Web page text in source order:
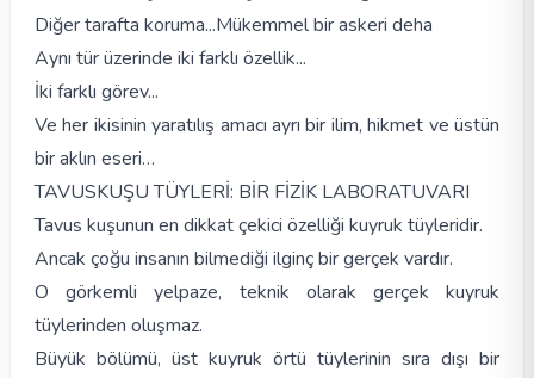
Diğer tarafta koruma...Mükemmel bir askeri deha
Aynı tür üzerinde iki farklı özellik...
İki farklı görev...
Ve her ikisinin yaratılış amacı ayrı bir ilim, hikmet ve üstün
bir aklın eseri…
TAVUSKUŞU TÜYLERİ: BİR FİZİK LABORATUVARI
Tavus kuşunun en dikkat çekici özelliği kuyruk tüyleridir.
Ancak çoğu insanın bilmediği ilginç bir gerçek vardır.
O görkemli yelpaze, teknik olarak gerçek kuyruk
tüylerinden oluşmaz.
Büyük bölümü, üst kuyruk örtü tüylerinin sıra dışı bir